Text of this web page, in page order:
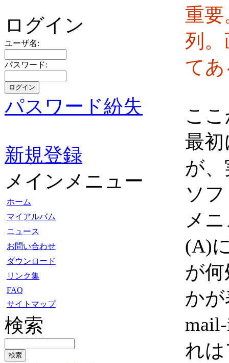
ログイン
ユーザ名:
パスワード:
パスワード紛失
新規登録
メインメニュー
ホーム
マイアルバム
ニュース
お問い合わせ
ダウンロード
リンク集
FAQ
サイトマップ
検索
重
列
て
こ
最
が
ソ
メ
(A)
が
か
れ